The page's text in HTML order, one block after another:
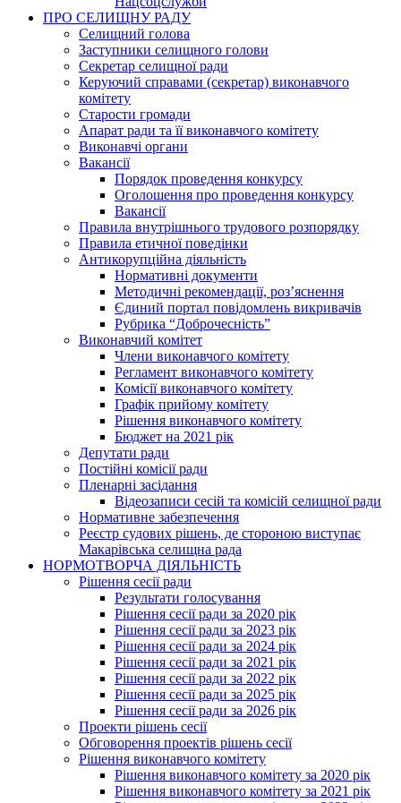
ПРО СЕЛИЩНУ РАДУ
Селищний голова
Заступники селищного голови
Секретар селищної ради
Керуючий справами (секретар) виконавчого
комітету
Старости громади
Апарат ради та її виконавчого комітету
Виконавчі органи
Вакансії
Порядок проведення конкурсу
Оголошення про проведення конкурсу
Вакансії
Правила внутрішнього трудового розпорядку
Правила етичної поведінки
Антикорупційна діяльність
Нормативні документи
Методичні рекомендації, роз’яснення
Єдиний портал повідомлень викривачів
Рубрика “Доброчесність”
Виконавчий комітет
Члени виконавчого комітету
Регламент виконавчого комітету
Комісії виконавчого комітету
Графік прийому комітету
Рішення виконавчого комітету
Бюджет на 2021 рік
Депутати ради
Постійні комісії ради
Пленарні засідання
Відеозаписи сесій та комісій селищної ради
Нормативне забезпечення
Реєстр судових рішень, де стороною виступає
Макарівська селищна рада
НОРМОТВОРЧА ДІЯЛЬНІСТЬ
Рішення сесії ради
Результати голосування
Рішення сесії ради за 2020 рік
Рішення сесії ради за 2023 рік
Рішення сесії ради за 2024 рік
Рішення сесії ради за 2021 рік
Рішення сесії ради за 2022 рік
Рішення сесії ради за 2025 рік
Рішення сесії ради за 2026 рік
Проекти рішень сесії
Обговорення проектів рішень сесії
Рішення виконавчого комітету
Рішення виконавчого комітету за 2020 рік
Рішення виконавчого комітету за 2021 рік